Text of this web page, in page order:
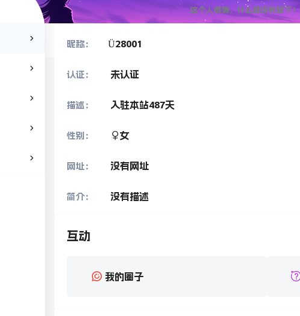
这个人很懒，什么都没有留下！
昵称： Ü28001
认证： 未认证
描述： 入驻本站487天
性别： 女
网址： 没有网址
简介： 没有描述
互动
我的圈子